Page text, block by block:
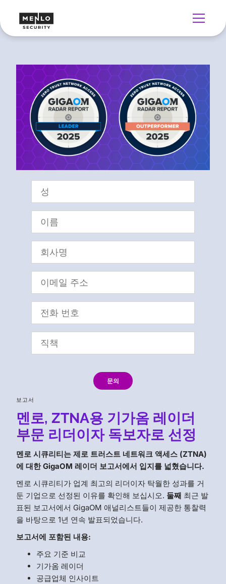
보고서
멘로, ZTNA용 기가옴 레이더
부문 리더이자 독보자로 선정
멘로 시큐리티는 제로 트러스트 네트워크 액세스 (ZTNA)
에 대한 GigaOM 레이더 보고서에서 입지를 넓혔습니다.
멘로 시큐리티가 업계 최고의 리더이자 탁월한 성과를 거
둔 기업으로 선정된 이유를 확인해 보십시오. 둘째 최근 발
표된 보고서에서 GigaOM 애널리스트들이 제공한 통찰력
을 바탕으로 1년 연속 발표되었습니다.
보고서에 포함된 내용:
주요 기준 비교
기가옴 레이더
공급업체 인사이트
문의